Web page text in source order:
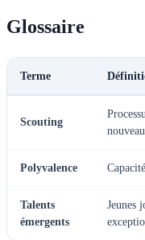
Glossaire
Terme
Scouting
Polyvalence
Talents
émergents
Jeunes